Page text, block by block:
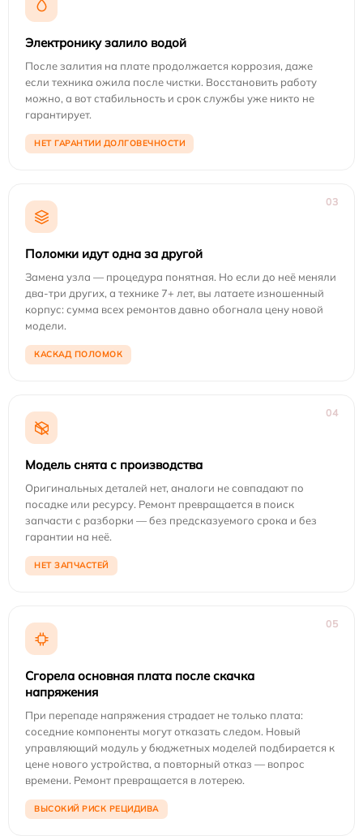
Электронику залило водой
После залития на плате продолжается коррозия, даже
если техника ожила после чистки. Восстановить работу
можно, а вот стабильность и срок службы уже никто не
гарантирует.
НЕТ ГАРАНТИИ ДОЛГОВЕЧНОСТИ
03
Поломки идут одна за другой
Замена узла — процедура понятная. Но если до неё меняли
два-три других, а технике 7+ лет, вы латаете изношенный
корпус: сумма всех ремонтов давно обогнала цену новой
модели.
КАСКАД ПОЛОМОК
04
Модель снята с производства
Оригинальных деталей нет, аналоги не совпадают по
посадке или ресурсу. Ремонт превращается в поиск
запчасти с разборки — без предсказуемого срока и без
гарантии на неё.
НЕТ ЗАПЧАСТЕЙ
05
Сгорела основная плата после скачка
напряжения
При перепаде напряжения страдает не только плата:
соседние компоненты могут отказать следом. Новый
управляющий модуль у бюджетных моделей подбирается к
цене нового устройства, а повторный отказ — вопрос
времени. Ремонт превращается в лотерею.
ВЫСОКИЙ РИСК РЕЦИДИВА